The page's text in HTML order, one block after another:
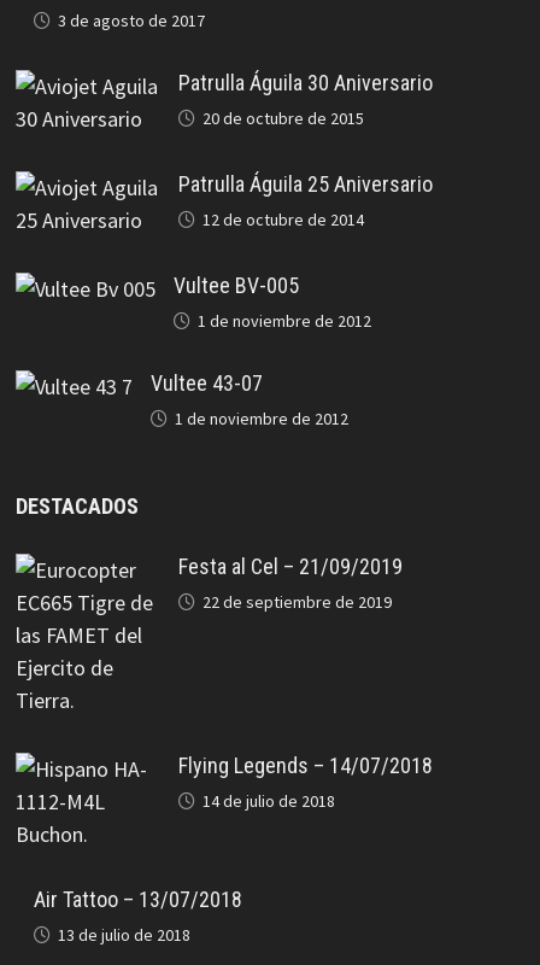
3 de agosto de 2017
Patrulla Águila 30 Aniversario
20 de octubre de 2015
Patrulla Águila 25 Aniversario
12 de octubre de 2014
Vultee BV-005
1 de noviembre de 2012
Vultee 43-07
1 de noviembre de 2012
DESTACADOS
Festa al Cel – 21/09/2019
22 de septiembre de 2019
Flying Legends – 14/07/2018
14 de julio de 2018
Air Tattoo – 13/07/2018
13 de julio de 2018